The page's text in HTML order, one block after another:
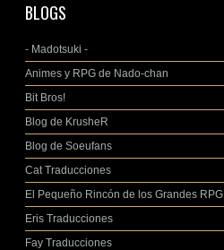
BLOGS
- Madotsuki -
Animes y RPG de Nado-chan
Bit Bros!
Blog de KrusheR
Blog de Soeufans
Cat Traducciones
El Pequeño Rincón de los Grandes RPG
Eris Traducciones
Fay Traducciones